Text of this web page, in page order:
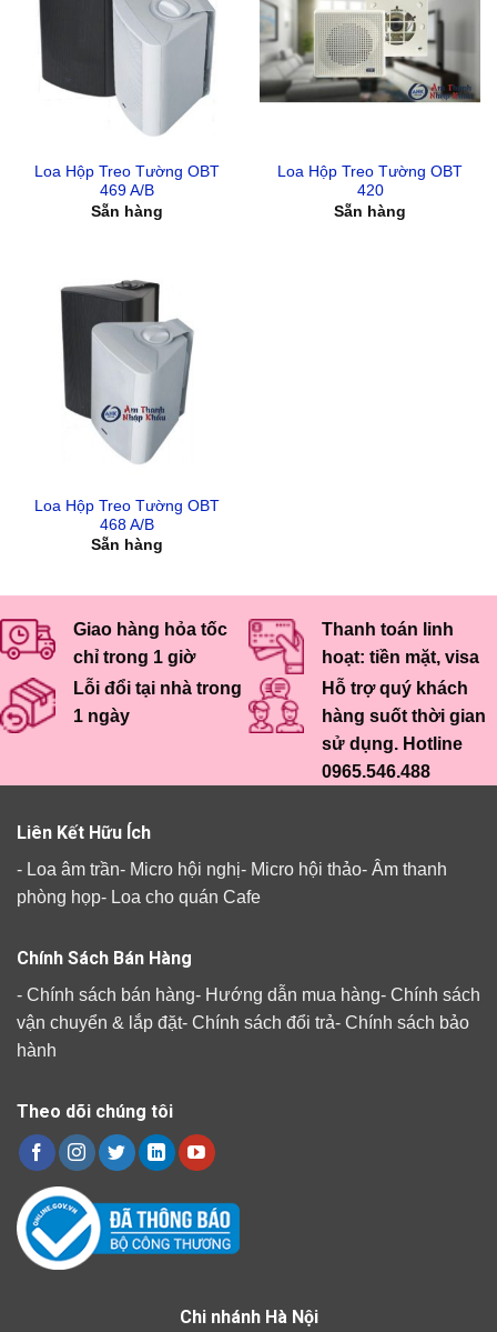
Loa Hộp Treo Tường OBT
469 A/B
Sẵn hàng
Loa Hộp Treo Tường OBT
420
Sẵn hàng
Loa Hộp Treo Tường OBT
468 A/B
Sẵn hàng
Giao hàng hỏa tốc
chỉ trong 1 giờ
Thanh toán linh
hoạt: tiền mặt, visa
Lỗi đổi tại nhà trong
1 ngày
Hỗ trợ quý khách
hàng suốt thời gian
sử dụng. Hotline
0965.546.488
Liên Kết Hữu Ích
- Loa âm trần- Micro hội nghị- Micro hội thảo- Âm thanh
phòng họp- Loa cho quán Cafe
Chính Sách Bán Hàng
- Chính sách bán hàng- Hướng dẫn mua hàng- Chính sách
vận chuyển & lắp đặt- Chính sách đổi trả- Chính sách bảo
hành
Theo dõi chúng tôi
Chi nhánh Hà Nội